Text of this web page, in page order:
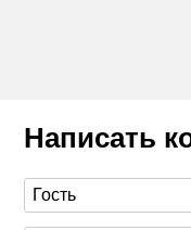
Написать